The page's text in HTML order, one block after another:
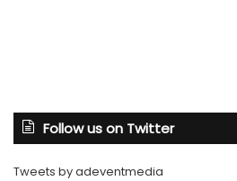
Follow us on Twitter
Tweets by adeventmedia